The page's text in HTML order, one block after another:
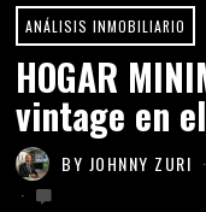
ANÁLISIS INMOBILIARIO
HOGAR
vintage en
BY JOHNNY ZURI